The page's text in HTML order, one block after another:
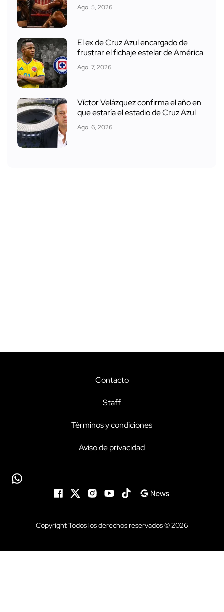
Ago. 5, 2026
El ex de Cruz Azul encargado de
frustrar el fichaje estelar de América
Ago. 7, 2026
Víctor Velázquez confirma el año en
que estaría el estadio de Cruz Azul
Ago. 6, 2026
Contacto
Staff
Términos y condiciones
Aviso de privacidad
Copyright Todos los derechos reservados © 2026